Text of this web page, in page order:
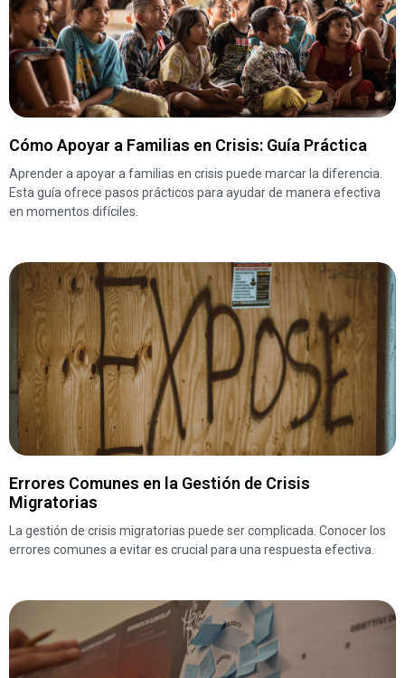
Cómo Apoyar a Familias en Crisis: Guía Práctica
Aprender a apoyar a familias en crisis puede marcar la diferencia.
Esta guía ofrece pasos prácticos para ayudar de manera efectiva
en momentos difíciles.
Errores Comunes en la Gestión de Crisis
Migratorias
La gestión de crisis migratorias puede ser complicada. Conocer los
errores comunes a evitar es crucial para una respuesta efectiva.